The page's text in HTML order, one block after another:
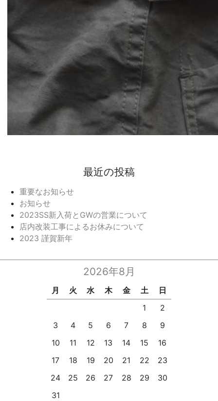
最近の投稿
重要なお知らせ
お知らせ
2023SS新入荷とGWの営業について
店内改装工事によるお休みについて
2023 謹賀新年
2026年8月
月 火 水 木 金 土
日
1
2
3
4 5 6 7 8
9
10
11 12 13 14 15
16
17
18 19 20 21 22
23
24
25 26 27 28 29
30
31